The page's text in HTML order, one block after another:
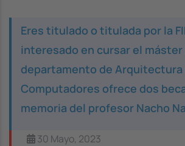
Eres titulado o titulada por la
interesado en cursar el máster
departamento de Arquitectura
Computadores ofrece dos
memoria del profesor Nacho
30 Mayo, 2023